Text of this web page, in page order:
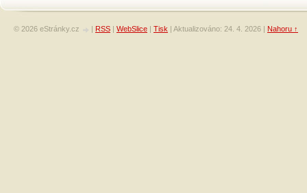
© 2026 eStránky.cz | RSS | WebSlice | Tisk | Aktualizováno: 24. 4. 2026 | Nahoru ↑